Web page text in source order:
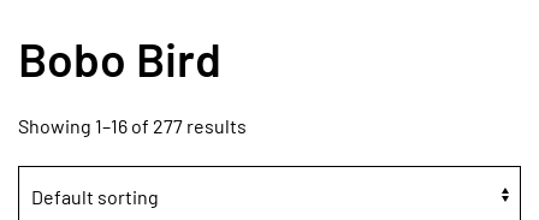
Bobo Bird
Showing 1–16 of 277 results